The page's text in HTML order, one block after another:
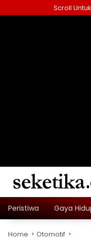
to
Scroll
Peristiwa Gaya
Home Otomotif